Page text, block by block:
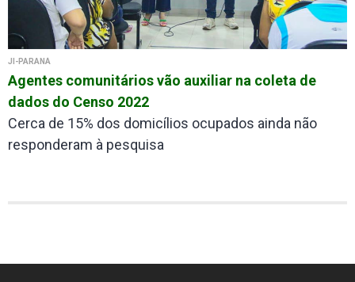
JI-PARANÁ
Agentes comunitários vão auxiliar na coleta de
dados do Censo 2022
Cerca de 15% dos domicílios ocupados ainda não
responderam à pesquisa